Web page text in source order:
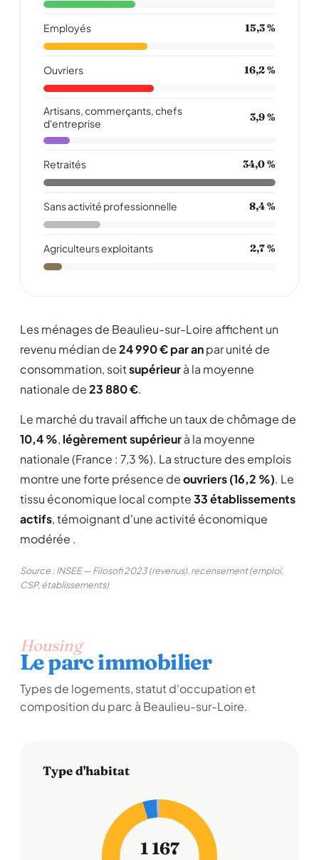
Employés 15,3 %
Ouvriers 16,2 %
Artisans, commerçants, chefs
d'entreprise
3,9 %
Retraités 34,0 %
Sans activité professionnelle 8,4 %
Agriculteurs exploitants 2,7 %
Les ménages de Beaulieu-sur-Loire affichent un
revenu médian de24 990 € par anpar unité de
consommation, soitsupérieurà la moyenne
nationale de23 880 €.
Le marché du travail affiche un taux de chômage de
10,4 %, légèrement supérieurà la moyenne
nationale (France : 7,3 %). La structure des emplois
montre une forte présence deouvriers (16,2 %). Le
tissu économique local compte33 établissements
actifs, témoignant d'une activité économique
modérée .
Source : INSEE — Filosofi 2023 (revenus), recensement (emploi,
CSP, établissements)
Housing
Le parc immobilier
Types de logements, statut d'occupation et
composition du parc à Beaulieu-sur-Loire.
Type d'habitat
1 167